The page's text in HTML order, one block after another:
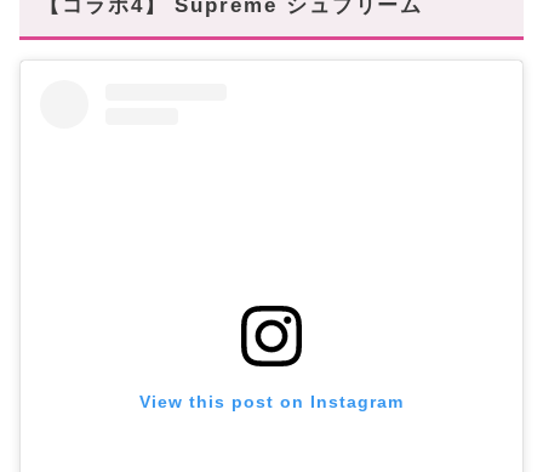
【コラボ4】 Supreme シュプリーム
View this post on Instagram